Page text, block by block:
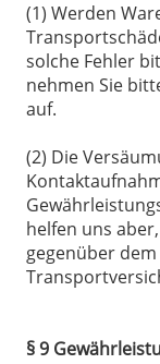
(1) Werden
solche Fehler
nehmen Sie
auf.
(2) Die
helfen uns
gegenüber
§ 9